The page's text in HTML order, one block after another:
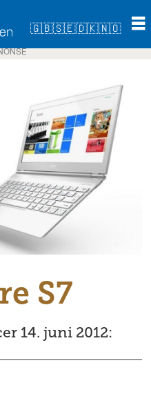
🇬🇧🇸🇪🇩🇰🇳🇴
S7
14. juni 2012: